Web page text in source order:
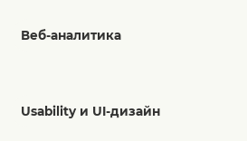
Веб-аналитика
Usability и UI-дизайн